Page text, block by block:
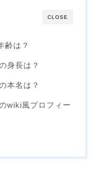
CLOSE
齢は？
身長は？
本名は？
wiki風プロフィー